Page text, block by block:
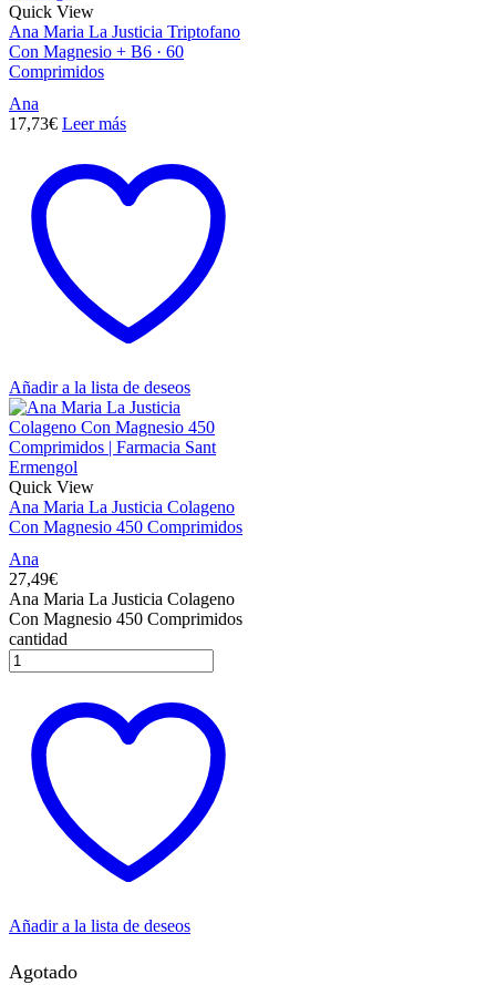
Quick View
Ana Maria La Justicia Triptofano
Con Magnesio + B6 · 60
Comprimidos
Ana
17,73€ Leer más
Añadir a la lista de deseos
Quick View
Ana Maria La Justicia Colageno
Con Magnesio 450 Comprimidos
Ana
27,49€
Ana Maria La Justicia Colageno
Con Magnesio 450 Comprimidos
cantidad
Añadir a la lista de deseos
Agotado